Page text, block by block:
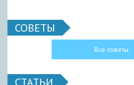
СОВЕТЫ
Все советы
СТАТЬИ